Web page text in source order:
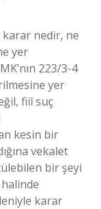
karar nedir, ne
yer
223/3-4
yer
fiil suç
kesin bir
vekalet
bir şeyi
karar